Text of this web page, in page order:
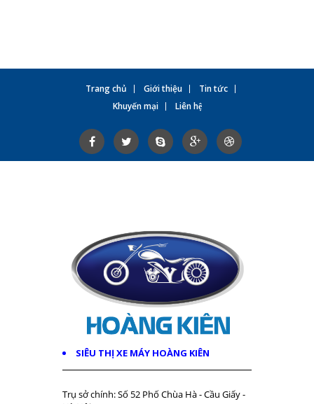
Trang chủ Giới thiệu
Tin tức
Khuyến mại
Liên hệ
SIÊU THỊ XE MÁY HOÀNG KIÊN
Trụ sở chính: Số 52 Phố Chùa Hà - Cầu Giấy -